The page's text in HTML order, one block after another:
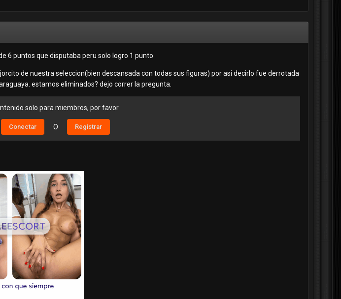
6 puntos que disputaba peru solo logro 1 punto
de nuestra seleccion(bien descansada con todas sus figuras) por asi decirlo fue derrotada
estamos eliminados? dejo correr la pregunta.
solo para miembros, por favor
Conectar O Registrar